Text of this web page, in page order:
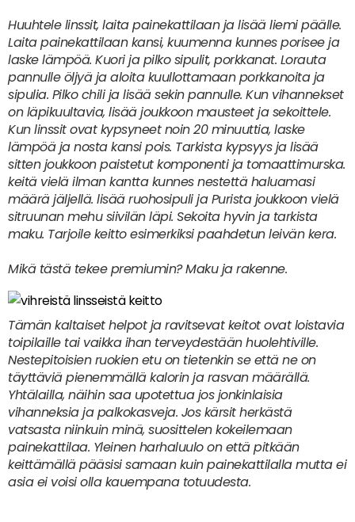
Huuhtele linssit, laita painekattilaan ja lisää liemi päälle.
Laita painekattilaan kansi, kuumenna kunnes porisee ja
laske lämpöä. Kuori ja pilko sipulit, porkkanat. Lorauta
pannulle öljyä ja aloita kuullottamaan porkkanoita ja
sipulia. Pilko chili ja lisää sekin pannulle. Kun vihannekset
on läpikuultavia, lisää joukkoon mausteet ja sekoittele.
Kun linssit ovat kypsyneet noin 20 minuuttia, laske
lämpöä ja nosta kansi pois. Tarkista kypsyys ja lisää
sitten joukkoon paistetut komponenti ja tomaattimurska.
keitä vielä ilman kantta kunnes nestettä haluamasi
määrä jäljellä. lisää ruohosipuli ja Purista joukkoon vielä
sitruunan mehu siivilän läpi. Sekoita hyvin ja tarkista
maku. Tarjoile keitto esimerkiksi paahdetun leivän kera.
Mikä tästä tekee premiumin? Maku ja rakenne.
Tämän kaltaiset helpot ja ravitsevat keitot ovat loistavia
toipilaille tai vaikka ihan terveydestään huolehtiville.
Nestepitoisien ruokien etu on tietenkin se että ne on
täyttäviä pienemmällä kalorin ja rasvan määrällä.
Yhtälailla, näihin saa upotettua jos jonkinlaisia
vihanneksia ja palkokasveja. Jos kärsit herkästä
vatsasta niinkuin minä, suosittelen kokeilemaan
painekattilaa. Yleinen harhaluulo on että pitkään
keittämällä pääsisi samaan kuin painekattilalla mutta ei
asia ei voisi olla kauempana totuudesta.